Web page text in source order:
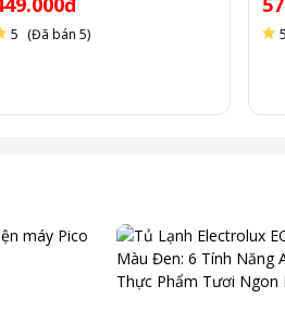
điều kiện ánh sáng phức tạp, giúp
5 (Đã bán 5) 5